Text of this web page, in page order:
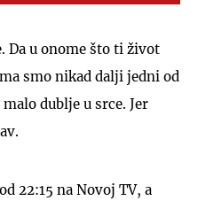
Da u onome što ti život
smo nikad dalji jedni od
dublje u srce. Jer
22:15 na Novoj TV, a